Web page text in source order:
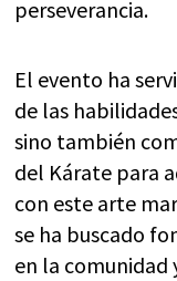
perseverancia.
El evento ha
de las
sino también
del Kárate para
con este arte
se ha buscado
en la comunidad